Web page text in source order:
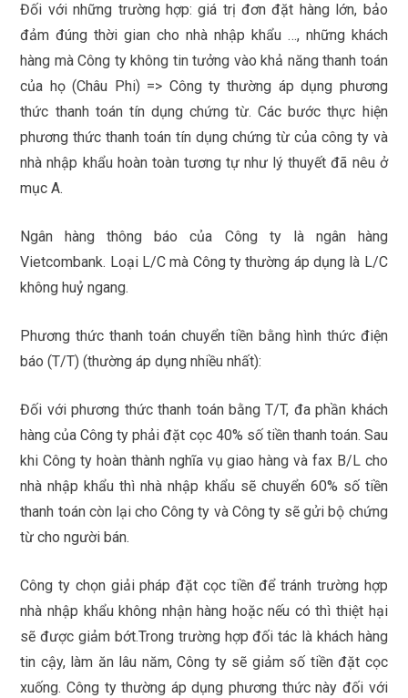
Đối với những trường hợp: giá trị đơn đặt hàng lớn, bảo
đảm đúng thời gian cho nhà nhập khẩu …, những khách
hàng mà Công ty không tin tưởng vào khả năng thanh toán
của họ (Châu Phi) => Công ty thường áp dụng phương
thức thanh toán tín dụng chứng từ. Các bước thực hiện
phương thức thanh toán tín dụng chứng từ của công ty và
nhà nhập khẩu hoàn toàn tương tự như lý thuyết đã nêu ở
mục A.
Ngân hàng thông báo của Công ty là ngân hàng
Vietcombank. Loại L/C mà Công ty thường áp dụng là L/C
không huỷ ngang.
Phương thức thanh toán chuyển tiền bằng hình thức điện
báo (T/T) (thường áp dụng nhiều nhất):
Đối với phương thức thanh toán bằng T/T, đa phần khách
hàng của Công ty phải đặt cọc 40% số tiền thanh toán. Sau
khi Công ty hoàn thành nghĩa vụ giao hàng và fax B/L cho
nhà nhập khẩu thì nhà nhập khẩu sẽ chuyển 60% số tiền
thanh toán còn lại cho Công ty và Công ty sẽ gửi bộ chứng
từ cho người bán.
Công ty chọn giải pháp đặt cọc tiền để tránh trường hợp
nhà nhập khẩu không nhận hàng hoặc nếu có thì thiệt hại
sẽ được giảm bớt.Trong trường hợp đối tác là khách hàng
tin cậy, làm ăn lâu năm, Công ty sẽ giảm số tiền đặt cọc
xuống. Công ty thường áp dụng phương thức này đối với